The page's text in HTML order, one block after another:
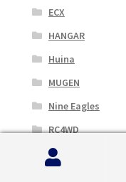
ECX
HANGAR
Huina
MUGEN
Nine Eagles
RC4WD
Robbe